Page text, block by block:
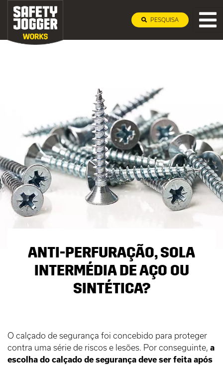
PESQUISA
ANTI-PERFURAÇÃO, SOLA
INTERMÉDIA DE AÇO OU
SINTÉTICA?
O calçado de segurança foi concebido para proteger
contra uma série de riscos e lesões. Por conseguinte, a
escolha do calçado de segurança deve ser feita após